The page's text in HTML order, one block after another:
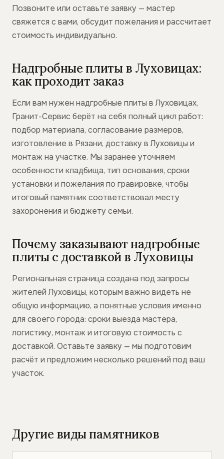
Позвоните или оставьте заявку — мастер
свяжется с вами, обсудит пожелания и рассчитает
стоимость индивидуально.
Надгробные плиты в Луховицах:
как проходит заказ
Если вам нужен надгробные плиты в Луховицах,
Гранит-Сервис берёт на себя полный цикл работ:
подбор материала, согласование размеров,
изготовление в Рязани, доставку в Луховицы и
монтаж на участке. Мы заранее уточняем
особенности кладбища, тип основания, сроки
установки и пожелания по гравировке, чтобы
итоговый памятник соответствовал месту
захоронения и бюджету семьи.
Почему заказывают надгробные
плиты с доставкой в Луховицы
Региональная страница создана под запросы
жителей Луховицы, которым важно видеть не
общую информацию, а понятные условия именно
для своего города: сроки выезда мастера,
логистику, монтаж и итоговую стоимость с
доставкой. Оставьте заявку — мы подготовим
расчёт и предложим несколько решений под ваш
участок.
Другие виды памятников